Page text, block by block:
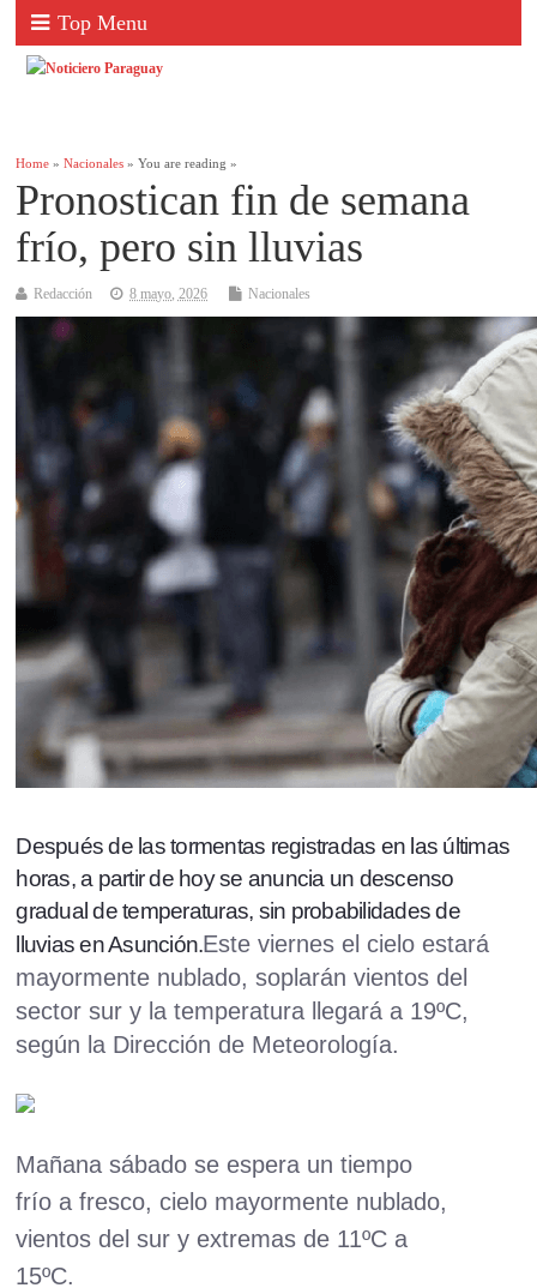
Top Menu
Home »Nacionales » You are reading »
Pronostican fin de semana
frío, pero sin lluvias
Redacción 8 mayo, 2026 Nacionales
Después de las tormentas registradas en las últimas
horas, a partir de hoy se anuncia un descenso
gradual de temperaturas, sin probabilidades de
lluvias en Asunción.Este viernes el cielo estará
mayormente nublado, soplarán vientos del
sector sur y la temperatura llegará a 19ºC,
según la Dirección de Meteorología.
Mañana sábado se espera un tiempo
frío a fresco, cielo mayormente nublado,
vientos del sur y extremas de 11ºC a
15ºC.